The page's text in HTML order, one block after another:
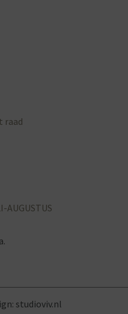
raad
studioviv.nl